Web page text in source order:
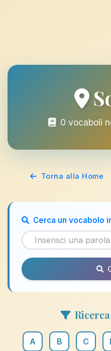
0 vocaboli
Torna alla Home
Cerca un vocabolo
A B C